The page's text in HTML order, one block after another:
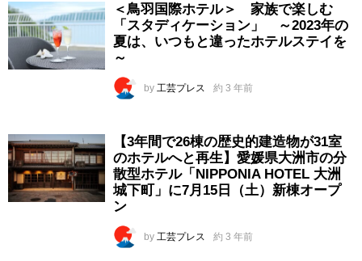
＜鳥羽国際ホテル＞ 家族で楽しむ
「スタディケーション」 ～2023年の
夏は、いつもと違ったホテルステイを
～
by 工芸プレス 約 3 年前
【3年間で26棟の歴史的建造物が31室
のホテルへと再生】愛媛県大洲市の分
散型ホテル「NIPPONIA HOTEL 大洲
城下町」に7月15日（土）新棟オープ
ン
by 工芸プレス 約 3 年前